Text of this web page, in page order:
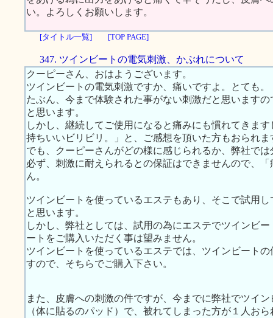
い。よろしくお願いします。
[タイトル一覧] [TOP PAGE]
347. ツインビートの電気刺激、かぶれについて
クーピーさん、おはようございます。
ツインビートの電気刺激ですか、痛いですよ。とても。
たぶん、今まで体験された事がない刺激だと思います
と思います。
しかし、継続してご使用になると痛みにも慣れてきま
持ちいいビリビリ。」と、ご感想を頂いた方もおられま
でも、クーピーさんがどの様に感じられるか、弊社で
必ず、刺激に耐えられるとの保証はできませんので、
ん。
ツインビートを使っているエステもあり、そこで試用
と思います。
しかし、弊社としては、試用の為にエステでツインビ
ートをご購入いただく事は望みません。
ツインビートを使っているエステでは、ツインビート
すので、そちらでご購入下さい。
また、皮膚への刺激の件ですが、今までに弊社でツイ
（体に貼るのパッド）で、被れてしまった方が１人お